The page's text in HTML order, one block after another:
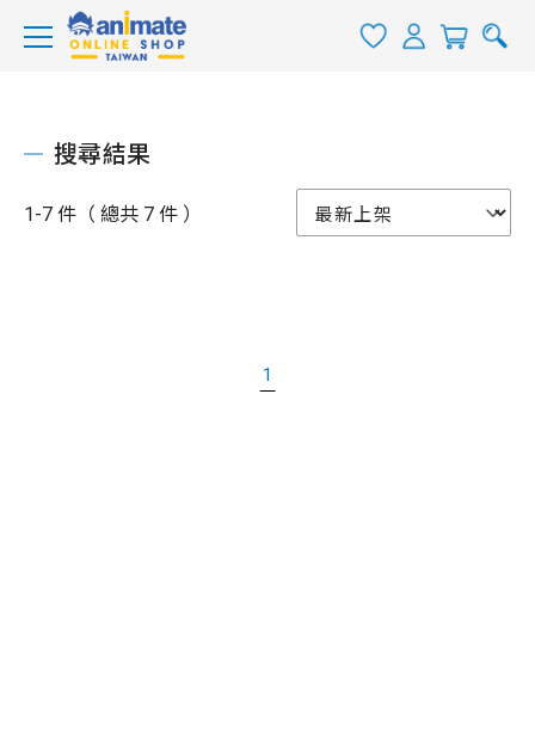
搜尋結果
1-7 件（ 總共 7 件 ）
1